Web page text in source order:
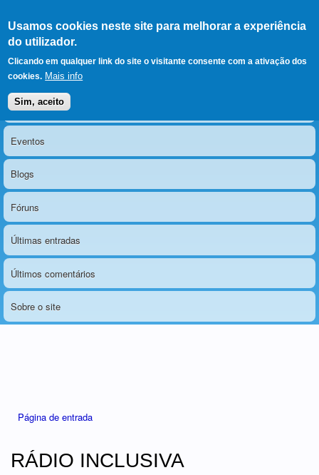
Usamos cookies neste site para melhorar a experiência
do utilizador.
Clicando em qualquer link do site o visitante consente com a ativação dos
cookies. Mais info
Sim, aceito
LERPARAVER , ir para a
página principal
O portal da visão diferente
Menu principal
Notícias
Eventos
Blogs
Fóruns
Últimas entradas
Últimos comentários
Sobre o site
Página de entrada
RÁDIO INCLUSIVA